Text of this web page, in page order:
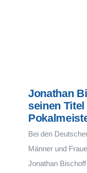
Jonathan
seinen
Bei den
Männer und
Jonathan